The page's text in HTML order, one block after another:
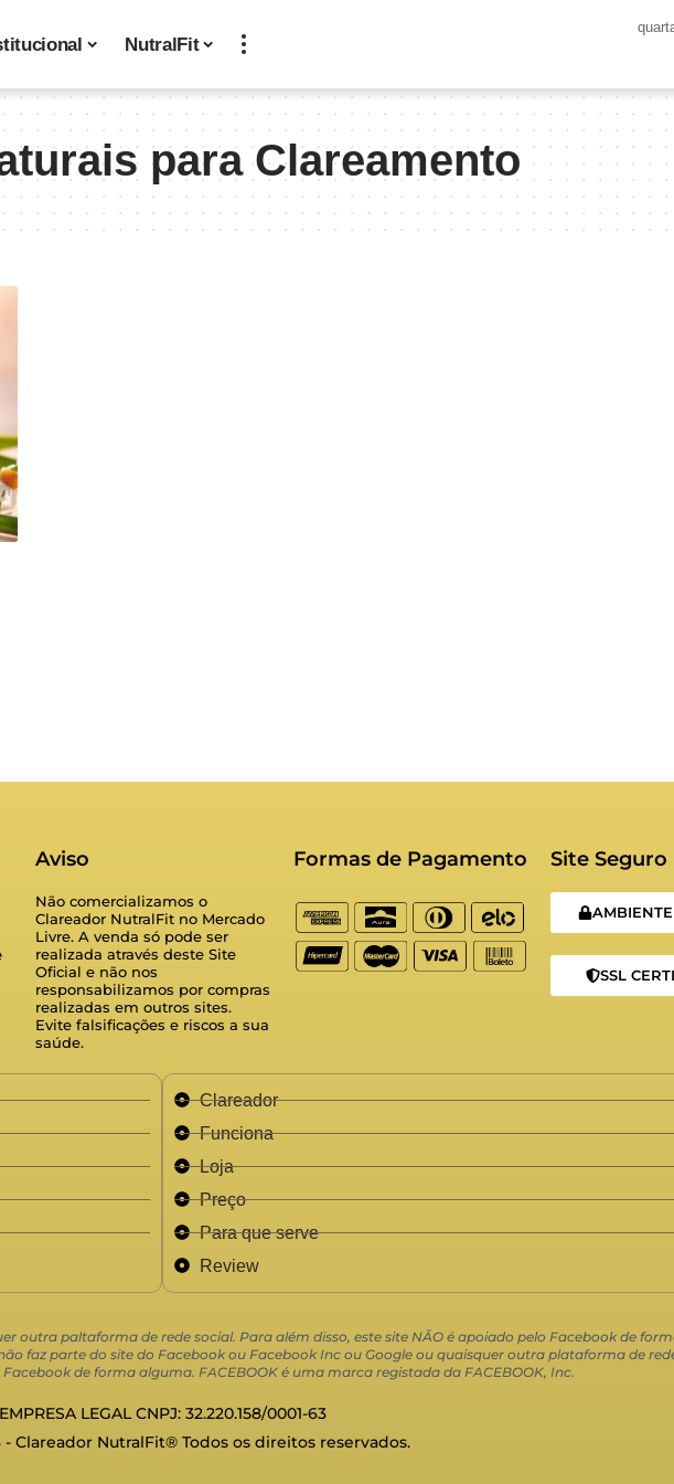
NutralFit
para Clareamento
Aviso
Não comercializamos o
Clareador NutralFit no Mercado
Livre. A venda só pode ser
realizada através deste Site
Oficial e não nos
responsabilizamos por compras
realizadas em outros sites.
Evite falsificações e riscos a sua
saúde.
Formas de Pagamento Site Seguro
SSL
Clareador
Funciona
Loja
Preço
Para que serve
Review
outra paltaforma de rede social. Para além disso, este site NÃO é apoiado pelo Facebook de
faz parte do site do Facebook ou Facebook Inc ou Google ou quaisquer outra plataforma de
de forma alguma. FACEBOOK é uma marca registada da FACEBOOK, Inc.
EMPRESA LEGAL CNPJ: 32.220.158/0001-63
- Clareador NutralFit® Todos os direitos reservados.